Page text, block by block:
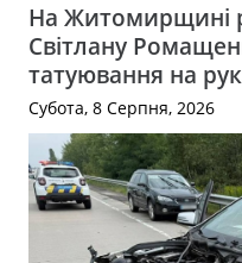
На Житомирщині
Світлану
татуювання на
Субота, 8 Серпня, 2026